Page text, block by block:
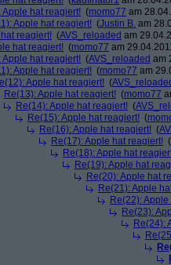
Apple hat reagiert! (momo77 am
Apple hat reagiert! (Justin B. am
reagiert! (AVS_reloaded am
hat reagiert! (momo77 am
Apple hat reagiert! (AVS_reloaded am
Apple hat reagiert! (momo77 am
Apple hat reagiert! (
Re(13): Apple hat reagiert! (momo77
Re(14): Apple hat reagiert! (
Re(15): Apple hat reagiert! (
Re(16): Apple hat reagiert! (
Re(17): Apple hat reagiert! (
Re(18): Apple hat
Re(19): Apple hat
Re(20): Apple hat
Re(21): Apple
Re(22):
Re(23):
Re(24):